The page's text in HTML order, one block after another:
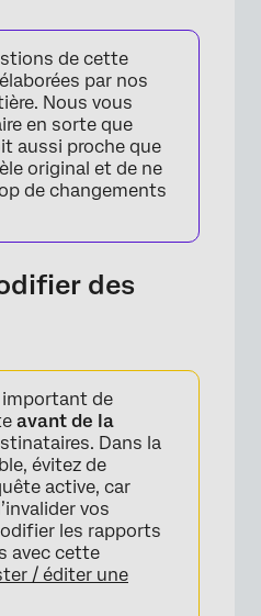
de cette
par nos
Nous vous
en sorte que
aussi proche que
original et de ne
de changements
des
important de
avant de la
Dans la
évitez de
active, car
vos
les rapports
avec cette
/ éditer une